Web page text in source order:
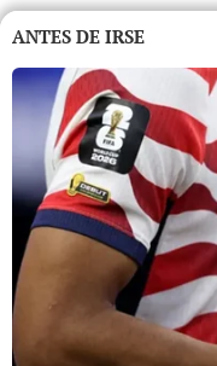
ANTES DE IRSE